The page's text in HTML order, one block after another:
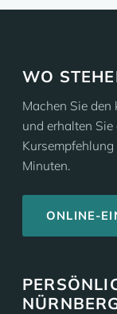
WO
Machen Sie
und erhalten
Minuten.
ONLINE-